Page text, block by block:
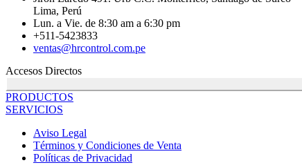
Lima, Perú
Lun. a Vie. de 8:30 am a 6:30 pm
+511-5423833
ventas@hrcontrol.com.pe
Accesos Directos
PRODUCTOS
SERVICIOS
Aviso Legal
Términos y Condiciones de Venta
Políticas de Privacidad